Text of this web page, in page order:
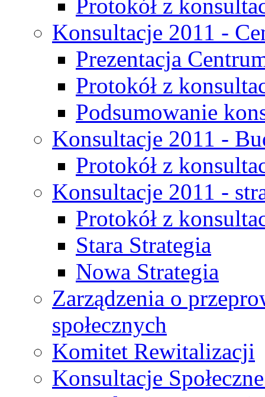
Protokół z
Konsultacje 2011 -
Prezentacja
Protokół z
Podsumowanie
Konsultacje 2011 -
Protokół z
Konsultacje 2011 -
Protokół z
Stara Strategia
Nowa Strategia
Zarządzenia o
społecznych
Komitet Rewitalizacji
Konsultacje